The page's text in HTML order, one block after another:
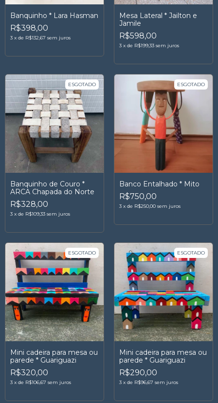
Banquinho * Lara Hasman
R$398,00
3 x de R$132,67 sem juros
Mesa Lateral * Jailton e
Jamile
R$598,00
3 x de R$199,33 sem juros
ESGOTADO
Banquinho de Couro *
ARCA Chapada do Norte
R$328,00
3 x de R$109,33 sem juros
ESGOTADO
Banco Entalhado * Mito
R$750,00
3 x de R$250,00 sem juros
ESGOTADO
Mini cadeira para mesa ou
parede * Guariguazi
R$320,00
3 x de R$106,67 sem juros
ESGOTADO
Mini cadeira para mesa ou
parede * Guariguazi
R$290,00
3 x de R$96,67 sem juros